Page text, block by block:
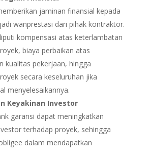
jaminan finansial kepada
wanprestasi dari pihak kontraktor.
kompensasi atas keterlambatan
biaya perbaikan atas
kualitas pekerjaan, hingga
secara keseluruhan jika
menyelesaikannya.
Keyakinan Investor
garansi dapat meningkatkan
terhadap proyek, sehingga
dalam mendapatkan